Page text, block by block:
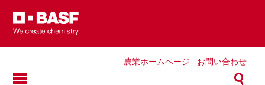
農業ホームページ お問い合わせ